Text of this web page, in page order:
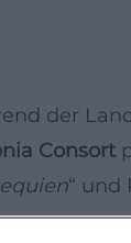
der
Consort
“ und